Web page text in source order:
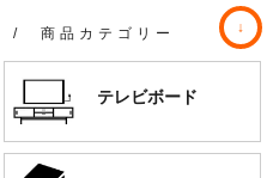
/ 商品カテゴリー
テレビボード